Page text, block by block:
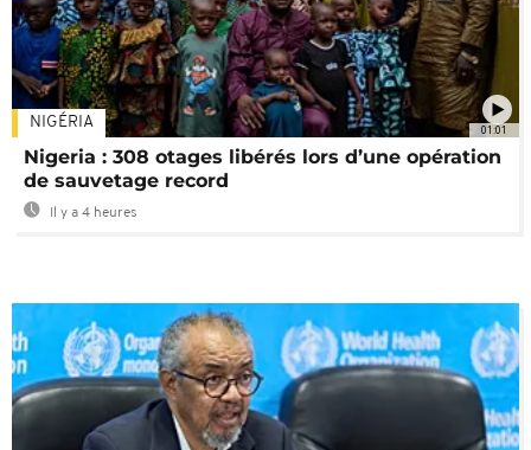
01:01
NIGÉRIA
Nigeria : 308 otages libérés lors d’une opération
de sauvetage record
Il y a 4 heures